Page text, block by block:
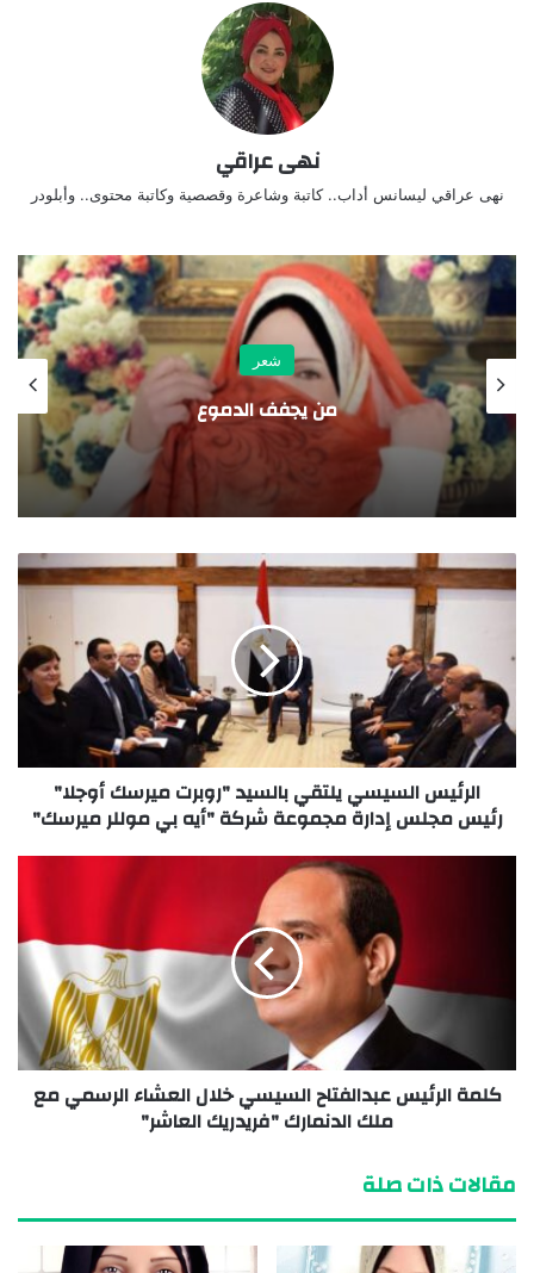
نهى عراقي
نهى عراقي ليسانس أداب.. كاتبة وشاعرة وقصصية وكاتبة محتوى.. وأبلودر
الدموع
شعر
إزاي اقول
الرئيس السيسي يلتقي بالسيد "روبرت ميرسك أوجلا"
رئيس مجلس إدارة مجموعة شركة "أيه بي موللر ميرسك"
كلمة الرئيس عبدالفتاح السيسي خلال العشاء الرسمي مع
ملك الدنمارك "فريدريك العاشر"
مقالات ذات صلة